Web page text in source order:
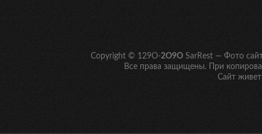
Copyright © 129O-2O9O SarRest — Фото
Все права защищены. При
Сайт живет